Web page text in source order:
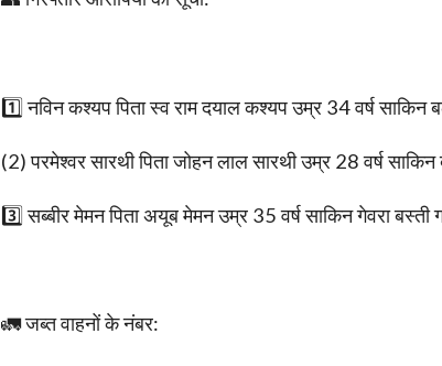
1️⃣ नविन कश्यप पिता स्व राम दयाल कश्यप उम्र 34 वर्ष साकिन
(2) परमेश्वर सारथी पिता जोहन लाल सारथी उम्र 28 वर्ष साकिन
3️⃣ सब्बीर मेमन पिता अयूब मेमन उम्र 35 वर्ष साकिन गेवरा बस्ती
🚛 जब्त वाहनों के नंबर: